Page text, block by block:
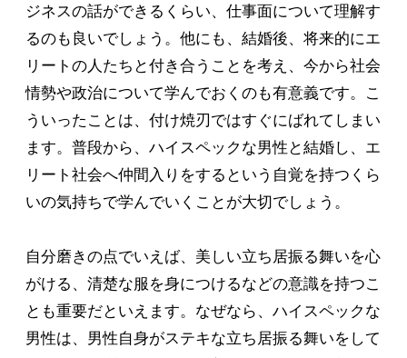
ジネスの話ができるくらい、仕事面について理解す
るのも良いでしょう。他にも、結婚後、将来的にエ
リートの人たちと付き合うことを考え、今から社会
情勢や政治について学んでおくのも有意義です。こ
ういったことは、付け焼刃ではすぐにばれてしまい
ます。普段から、ハイスペックな男性と結婚し、エ
リート社会へ仲間入りをするという自覚を持つくら
いの気持ちで学んでいくことが大切でしょう。
自分磨きの点でいえば、美しい立ち居振る舞いを心
がける、清楚な服を身につけるなどの意識を持つこ
とも重要だといえます。なぜなら、ハイスペックな
男性は、男性自身がステキな立ち居振る舞いをして